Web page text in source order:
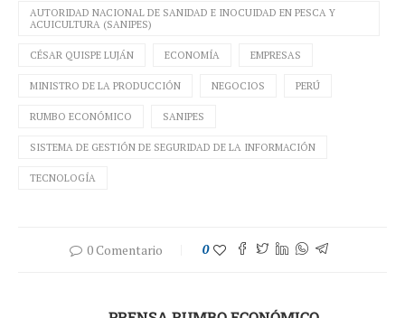
AUTORIDAD NACIONAL DE SANIDAD E INOCUIDAD EN PESCA Y
ACUICULTURA (SANIPES)
CÉSAR QUISPE LUJÁN ECONOMÍA EMPRESAS
MINISTRO DE LA PRODUCCIÓN NEGOCIOS PERÚ
RUMBO ECONÓMICO SANIPES
SISTEMA DE GESTIÓN DE SEGURIDAD DE LA INFORMACIÓN
TECNOLOGÍA
0 Comentario 0